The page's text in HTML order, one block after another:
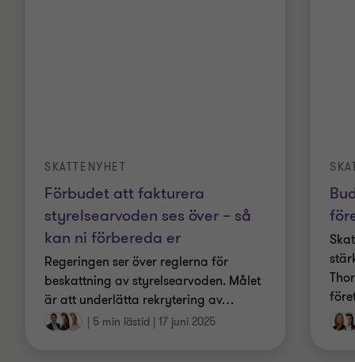
Förbudet att fakturera
styrelse­­­arvoden ses över – så
kan ni förbereda er
SKATTENYHET
Regeringen ser över reglerna för
beskattning av styrelsearvoden. Målet
är att underlätta rekrytering av…
5 min lästid 17 juni 2025